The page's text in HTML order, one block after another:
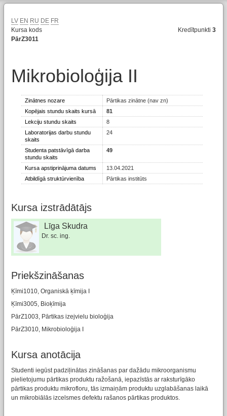
LV EN RU DE FR
Kursa kods
PārZ3011
Kredītpunkti3
Mikrobioloģija II
Zinātnes nozare
Pārtikas zinātne (nav zn)
Kopējais stundu skaits kursā
81
Lekciju stundu skaits
8
Laboratorijas darbu stundu
skaits
24
Studenta patstāvīgā darba
stundu skaits
49
Kursa apstiprinājuma datums
13.04.2021
Atbildīgā struktūrvienība
Pārtikas institūts
Kursa izstrādātājs
Līga Skudra
Dr. sc. ing.
Priekšzināšanas
Ķīmi1010, Organiskā ķīmija I
Ķīmi3005, Bioķīmija
PārZ1003, Pārtikas izejvielu bioloģija
PārZ3010, Mikrobioloģija I
Kursa anotācija
Studenti iegūst padziļinātas zināšanas par dažādu mikroorganismu
pielietojumu pārtikas produktu ražošanā, iepazīstās ar raksturīgāko
pārtikas produktu mikrofloru, tās izmaiņām produktu uzglabāšanas laikā
un mikrobiālās izcelsmes defektu rašanos pārtikas produktos.